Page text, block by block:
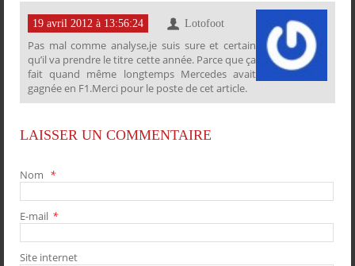
19 avril 2012 à 13:56:24 Lotofoot
Pas mal comme analyse,je suis sure et certain
qu’il va prendre le titre cette année. Parce que ça
fait quand même longtemps Mercedes avait
gagnée en F1.Merci pour le poste de cet article.
LAISSER UN COMMENTAIRE
Nom *
E-mail *
Site internet